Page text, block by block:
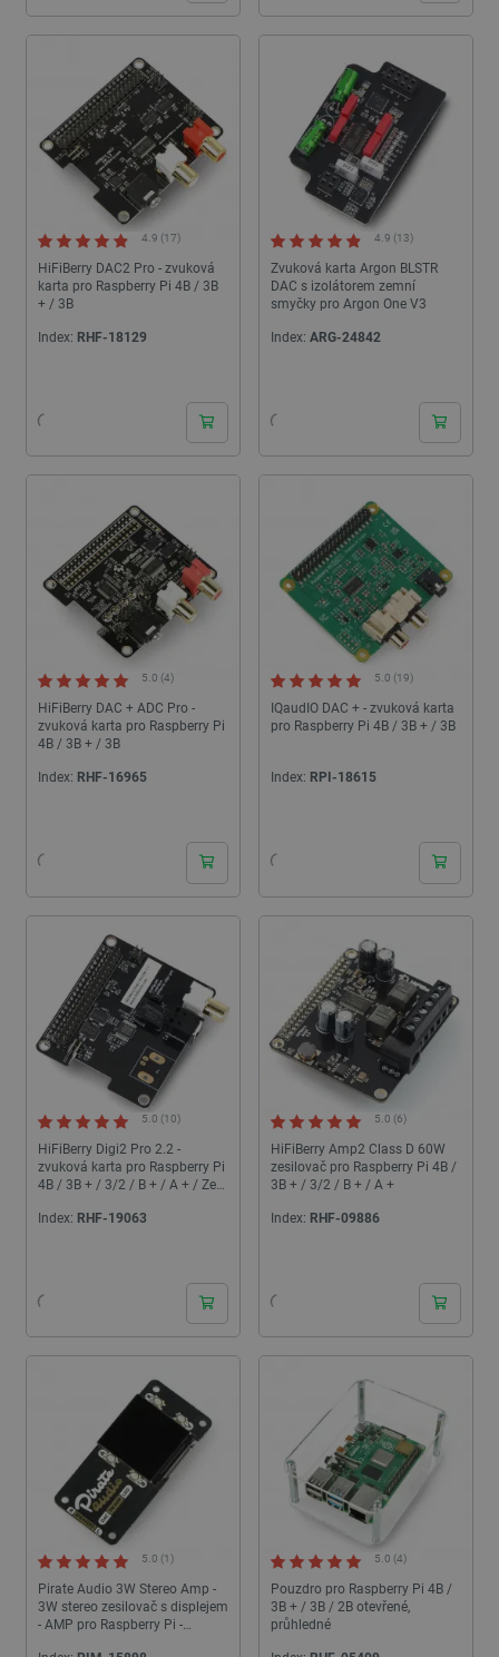
HiFiBerry DAC2 Pro - zvuková
karta pro Raspberry Pi 4B / 3B
+ / 3B
4.9 (17)
Index: RHF-18129
Zvuková karta Argon BLSTR
DAC s izolátorem zemní
smyčky pro Argon One V3
4.9 (13)
Index: ARG-24842
HiFiBerry DAC + ADC Pro -
zvuková karta pro Raspberry Pi
4B / 3B + / 3B
5.0 (4)
Index: RHF-16965
IQaudIO DAC + - zvuková karta
pro Raspberry Pi 4B / 3B + / 3B
5.0 (19)
Index: RPI-18615
HiFiBerry Digi2 Pro 2.2 -
zvuková karta pro Raspberry Pi
4B / 3B + / 3/2 / B + / A + / Zero
5.0 (10)
Index: RHF-19063
HiFiBerry Amp2 Class D 60W
zesilovač pro Raspberry Pi 4B /
3B + / 3/2 / B + / A +
5.0 (6)
Index: RHF-09886
Pirate Audio 3W Stereo Amp -
3W stereo zesilovač s displejem
- AMP pro Raspberry Pi -
5.0 (1)
Pouzdro pro Raspberry Pi 4B /
3B + / 3B / 2B otevřené,
průhledné
5.0 (4)